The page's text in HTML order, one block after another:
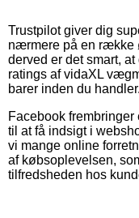
Trustpilot giver dig
nærmere på en række
derved er det smart,
ratings af vidaXL
barer inden du handler.
Facebook
til at få indsigt i
vi mange online
af købsoplevelsen,
tilfredsheden hos